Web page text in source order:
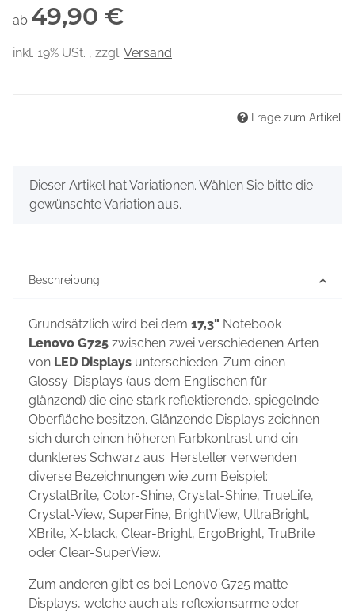
ab 49,90 €
inkl. 19% USt. , zzgl. Versand
Frage zum Artikel
x
Dieser Artikel hat Variationen. Wählen Sie bitte die
gewünschte Variation aus.
Beschreibung
Grundsätzlich wird bei dem 17,3" Notebook
Lenovo G725 zwischen zwei verschiedenen Arten
von LED Displays unterschieden. Zum einen
Glossy-Displays (aus dem Englischen für
glänzend) die eine stark reflektierende, spiegelnde
Oberfläche besitzen. Glänzende Displays zeichnen
sich durch einen höheren Farbkontrast und ein
dunkleres Schwarz aus. Hersteller verwenden
diverse Bezeichnungen wie zum Beispiel:
CrystalBrite, Color-Shine, Crystal-Shine, TrueLife,
Crystal-View, SuperFine, BrightView, UltraBright,
XBrite, X-black, Clear-Bright, ErgoBright, TruBrite
oder Clear-SuperView.
Zum anderen gibt es bei Lenovo G725 matte
Displays, welche auch als reflexionsarme oder